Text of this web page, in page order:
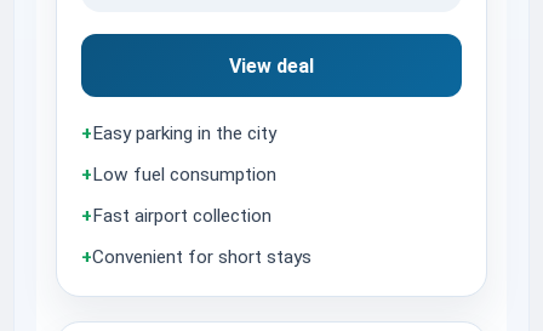
View deal
+ Easy parking in the city
+ Low fuel consumption
+ Fast airport collection
+Convenient for short stays